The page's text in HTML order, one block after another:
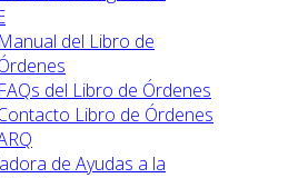
Manual del Libro de
FAQs del Libro de Órdenes
Libro de Órdenes
de Ayudas a la